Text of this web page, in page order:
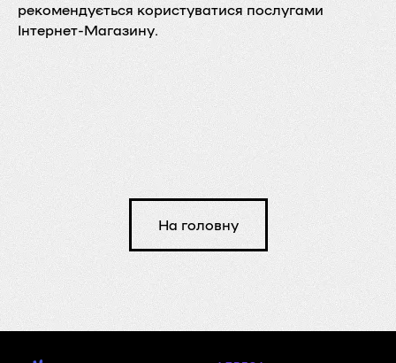
рекомендується користуватися послугами
Інтернет-Магазину.
На головну